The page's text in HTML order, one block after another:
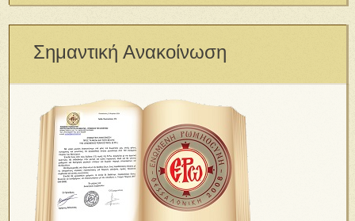
Σημαντική Ανακοίνωση